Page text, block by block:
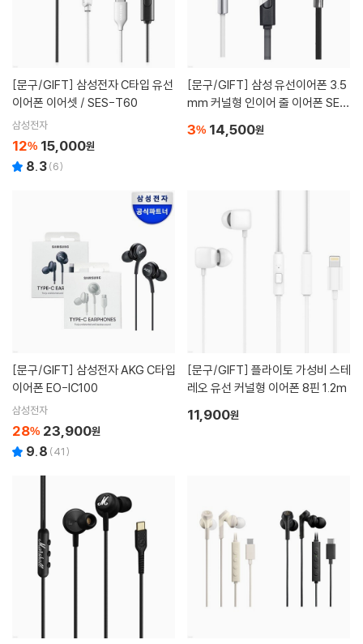
[문구/GIFT]
이어폰 이어셋 / SES-T60
삼성전자
12% 15,000원
8.3(6)
[문구/GIFT]
mm 커널형 인이어 줄 이어폰 SES
3% 14,500원
[문구/GIFT]
이어폰 EO-IC100
삼성전자
28% 23,900원
9.8 (41)
[문구/GIFT]
레오 유선 커널형 이어폰 8핀 1.2m
11,900원